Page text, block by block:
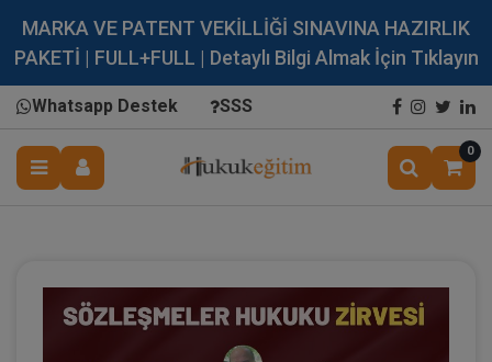
MARKA VE PATENT VEKİLLİĞİ SINAVINA HAZIRLIK
PAKETİ | FULL+FULL | Detaylı Bilgi Almak İçin Tıklayın
Whatsapp Destek SSS
0